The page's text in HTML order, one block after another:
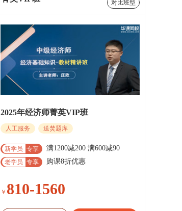
对比班型
2025年经济师菁英VIP班
人工服务 送焚题库
新学员 专享 满1200减200 满600减90
老学员 专享 购课8折优惠
￥ 810-1560